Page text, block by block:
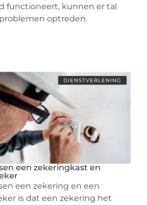
functioneert, kunnen er tal
optreden.
DIENSTVERLENING
een zekeringkast en
een zekering en een
is dat een zekering het